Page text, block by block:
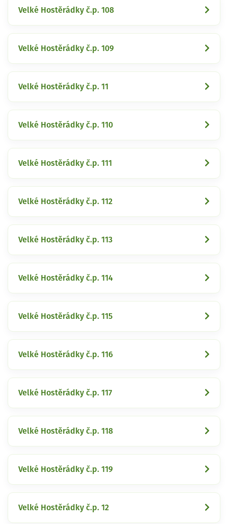
Velké Hostěrádky č.p. 108
Velké Hostěrádky č.p. 109
Velké Hostěrádky č.p. 11
Velké Hostěrádky č.p. 110
Velké Hostěrádky č.p. 111
Velké Hostěrádky č.p. 112
Velké Hostěrádky č.p. 113
Velké Hostěrádky č.p. 114
Velké Hostěrádky č.p. 115
Velké Hostěrádky č.p. 116
Velké Hostěrádky č.p. 117
Velké Hostěrádky č.p. 118
Velké Hostěrádky č.p. 119
Velké Hostěrádky č.p. 12